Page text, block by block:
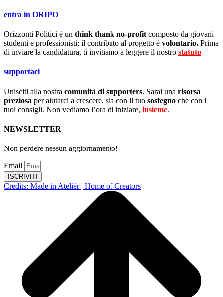
entra in ORIPO
Orizzonti Politici è un think thank no-profit composto da giovani
studenti e professionisti: il contributo al progetto è volontario. Prima
di inviare la candidatura, ti invitiamo a leggere il nostro statuto
supportaci
Unisciti alla nostra comunità di supporters. Sarai una risorsa
preziosa per aiutarci a crescere, sia con il tuo sostegno che con i
tuoi consigli. Non vediamo l’ora di iniziare, insieme.
NEWSLETTER
Non perdere nessun aggiornamento!
Email
ISCRIVITI
Credits: Made in Atelièr | Home of Creators